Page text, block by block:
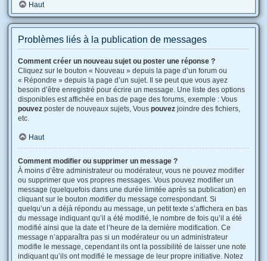
Haut
Problèmes liés à la publication de messages
Comment créer un nouveau sujet ou poster une réponse ?
Cliquez sur le bouton « Nouveau » depuis la page d’un forum ou
« Répondre » depuis la page d’un sujet. Il se peut que vous ayez
besoin d’être enregistré pour écrire un message. Une liste des options
disponibles est affichée en bas de page des forums, exemple : Vous
pouvez poster de nouveaux sujets, Vous pouvez joindre des fichiers,
etc.
Haut
Comment modifier ou supprimer un message ?
À moins d’être administrateur ou modérateur, vous ne pouvez modifier
ou supprimer que vos propres messages. Vous pouvez modifier un
message (quelquefois dans une durée limitée après sa publication) en
cliquant sur le bouton modifierdu message correspondant. Si
quelqu’un a déjà répondu au message, un petit texte s’affichera en bas
du message indiquant qu’il a été modifié, le nombre de fois qu’il a été
modifié ainsi que la date et l’heure de la dernière modification. Ce
message n’apparaîtra pas si un modérateur ou un administrateur
modifie le message, cependant ils ont la possibilité de laisser une note
indiquant qu’ils ont modifié le message de leur propre initiative. Notez